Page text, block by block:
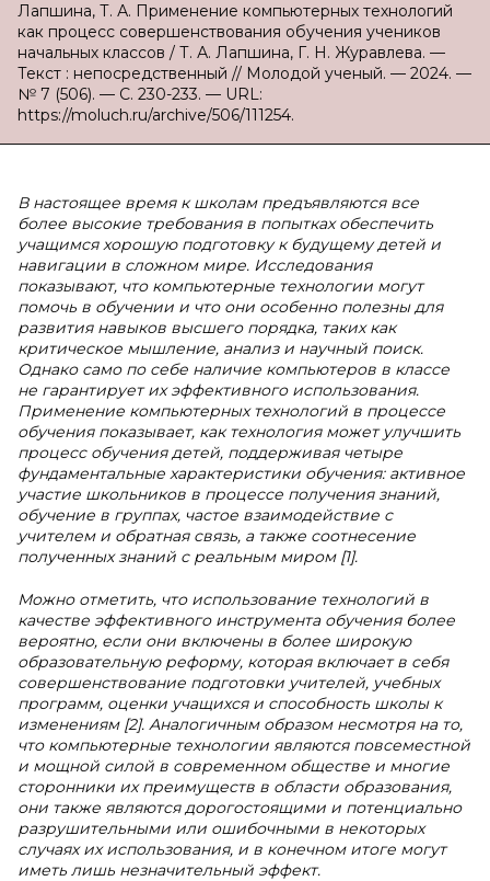
Лапшина, Т. А. Применение компьютерных технологий
как процесс совершенствования обучения учеников
начальных классов / Т. А. Лапшина, Г. Н. Журавлева. —
Текст : непосредственный // Молодой ученый. — 2024. —
№ 7 (506). — С. 230-233. — URL:
https://moluch.ru/archive/506/111254.
В настоящее время к школам предъявляются все
более высокие требования в попытках обеспечить
учащимся хорошую подготовку к будущему детей и
навигации в сложном мире. Исследования
показывают, что компьютерные технологии могут
помочь в обучении и что они особенно полезны для
развития навыков высшего порядка, таких как
критическое мышление, анализ и научный поиск.
Однако само по себе наличие компьютеров в классе
не гарантирует их эффективного использования.
Применение компьютерных технологий в процессе
обучения показывает, как технология может улучшить
процесс обучения детей, поддерживая четыре
фундаментальные характеристики обучения: активное
участие школьников в процессе получения знаний,
обучение в группах, частое взаимодействие с
учителем и обратная связь, а также соотнесение
полученных знаний с реальным миром [1].
Можно отметить, что использование технологий в
качестве эффективного инструмента обучения более
вероятно, если они включены в более широкую
образовательную реформу, которая включает в себя
совершенствование подготовки учителей, учебных
программ, оценки учащихся и способность школы к
изменениям [2]. Аналогичным образом несмотря на то,
что компьютерные технологии являются повсеместной
и мощной силой в современном обществе и многие
сторонники их преимуществ в области образования,
они также являются дорогостоящими и потенциально
разрушительными или ошибочными в некоторых
случаях их использования, и в конечном итоге могут
иметь лишь незначительный эффект.